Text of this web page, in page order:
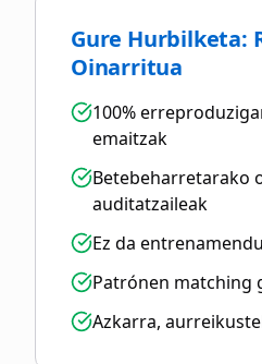
Gure Hurbilketa:
Oinarritua
100%
emaitzak
Betebeharretarako
auditatzaileak
Ez da
Patrónen matching
Azkarra,